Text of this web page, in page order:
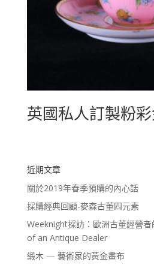
英國私人訂製粉
近期文章
關於2019年春季預購的內心話
採購經典回顧-麥森古董四元素
Weeknight採訪：歐洲古董經營
of an Antique Dealer
緞木 — 藝術家的黃金畫布